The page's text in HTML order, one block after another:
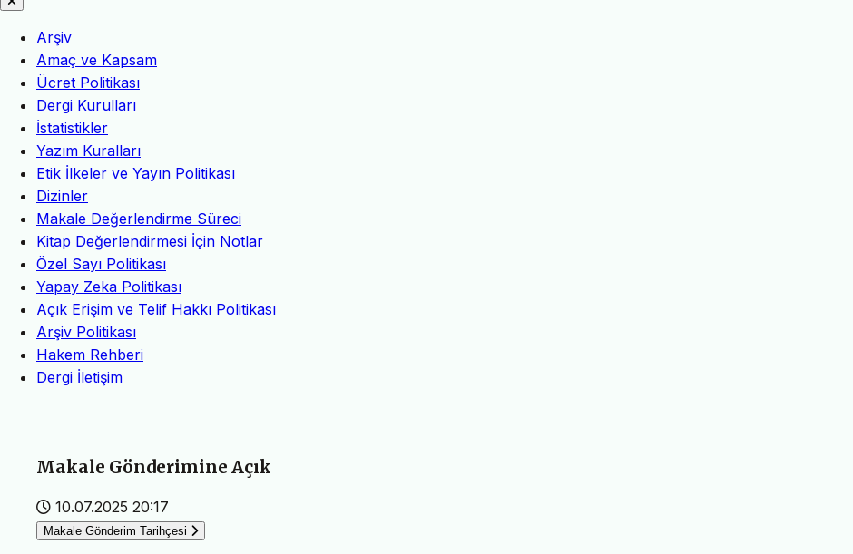
Arşiv
Amaç ve Kapsam
Ücret Politikası
Dergi Kurulları
İstatistikler
Yazım Kuralları
Etik İlkeler ve Yayın Politikası
Dizinler
Makale Değerlendirme Süreci
Kitap Değerlendirmesi İçin Notlar
Özel Sayı Politikası
Yapay Zeka Politikası
Açık Erişim ve Telif Hakkı Politikası
Arşiv Politikası
Hakem Rehberi
Dergi İletişim
Makale Gönderimine Açık
10.07.2025 20:17
Makale Gönderim Tarihçesi